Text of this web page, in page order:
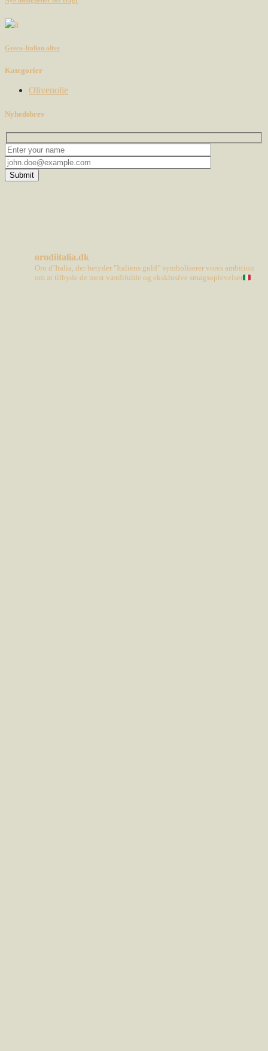
Greco-Italian olive
Kategorier
Olivenolie
Nyhedsbrev
Submit
orodiitalia.dk
Oro d’Italia, der betyder "Italiens guld” symboliserer vores ambition
om at tilbyde de mest værdifulde og eksklusive smagsoplevelser